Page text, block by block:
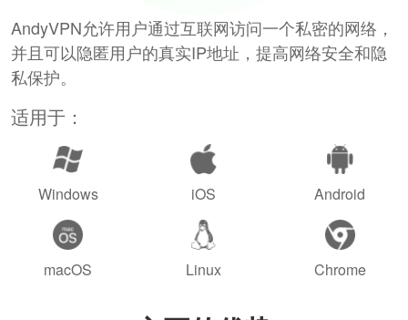
AndyVPN允许用户通过互联网访问一个私密的网络，
并且可以隐匿用户的真实IP地址，提高网络安全和隐
私保护。
适用于：
Windows iOS Android
macOS Linux Chrome